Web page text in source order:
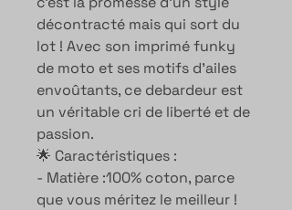
décontracté mais qui sort du
lot ! Avec son imprimé funky
de moto et ses motifs d’ailes
envoûtants, ce debardeur est
un véritable cri de liberté et de
passion.
🌟 Caractéristiques :
- Matière :100% coton, parce
que vous méritez le meilleur !